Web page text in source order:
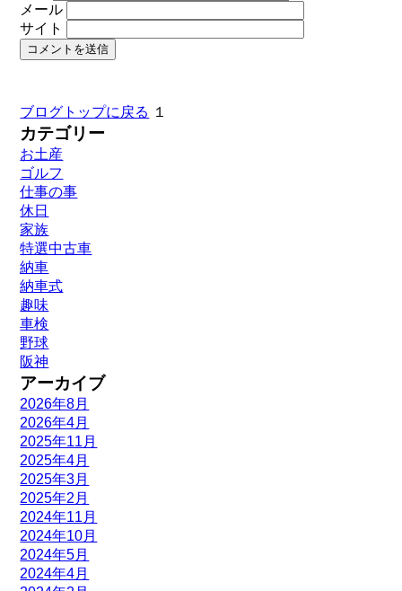
メール
サイト
ブログトップに戻る １
カテゴリー
お土産
ゴルフ
仕事の事
休日
家族
特選中古車
納車
納車式
趣味
車検
野球
阪神
アーカイブ
2026年8月
2026年4月
2025年11月
2025年4月
2025年3月
2025年2月
2024年11月
2024年10月
2024年5月
2024年4月